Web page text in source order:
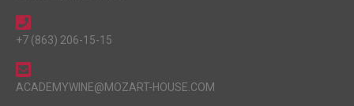
+7 (863) 206-15-15
ACADEMYWINE@MOZART-HOUSE.COM